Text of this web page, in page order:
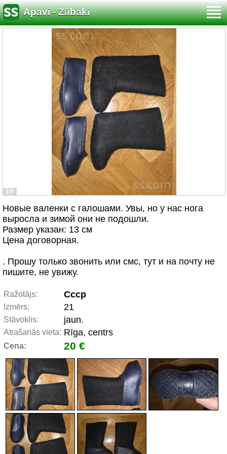
Apavi - Zābaki
1/5
Новые валенки с галошами. Увы, но у нас нога
выросла и зимой они не подошли.
Размер указан: 13 см
Цена договорная.
. Прошу только звонить или смс, тут и на почту не
пишите, не увижу.
Ražotājs: Ссср
Izmērs: 21
Stāvoklis: jaun.
Atrašanās vieta: Rīga, centrs
Cena: 20 €